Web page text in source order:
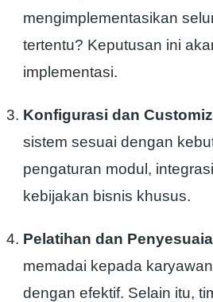
mengimplementasikan
tertentu? Keputusan ini
implementasi.
Konfigurasi dan
sistem sesuai dengan
pengaturan modul,
kebijakan bisnis khusus.
Pelatihan dan
memadai kepada
dengan efektif. Selain itu,